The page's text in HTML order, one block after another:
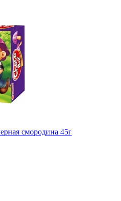
смородина 45г